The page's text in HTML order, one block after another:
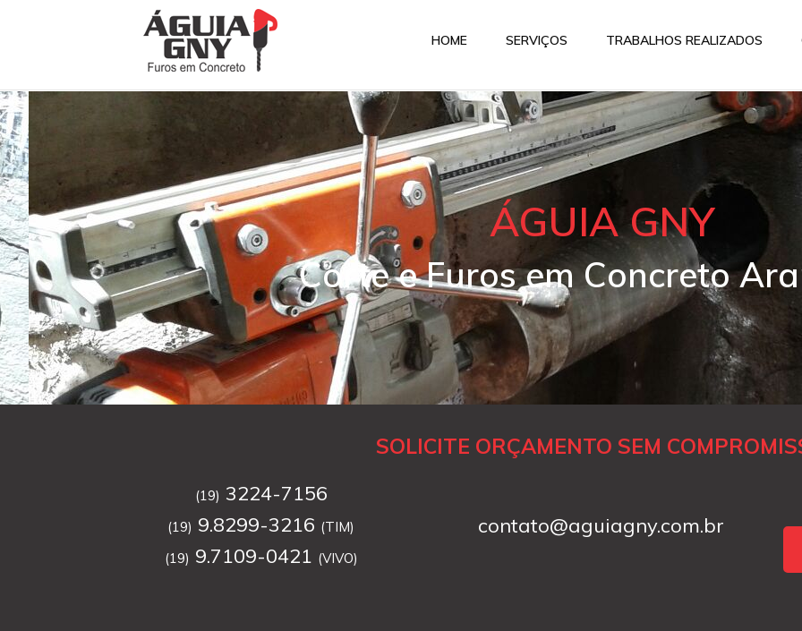
HOME SERVIÇOS TRABALHOS REALIZADOS
ÁGUIA GNY
Corte e Furos em Concreto
SOLICITE ORÇAMENTO SEM
(19) 3224-7156
(19) 9.8299-3216 (TIM)
(19) 9.7109-0421 (VIVO)
contato@aguiagny.com.br